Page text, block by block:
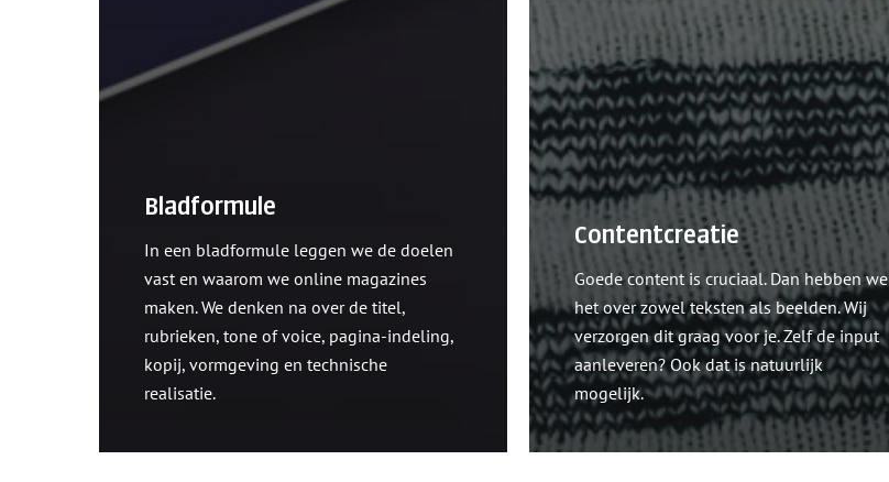
Bladformule
In een bladformule leggen we de doelen
vast en waarom we online magazines
maken. We denken na over de titel,
rubrieken, tone of voice, pagina-indeling,
kopij, vormgeving en technische
realisatie.
Contentcreatie
Goede content is cruciaal. Dan hebben we
het over zowel teksten als beelden. Wij
verzorgen dit graag voor je. Zelf de input
aanleveren? Ook dat is natuurlijk
mogelijk.